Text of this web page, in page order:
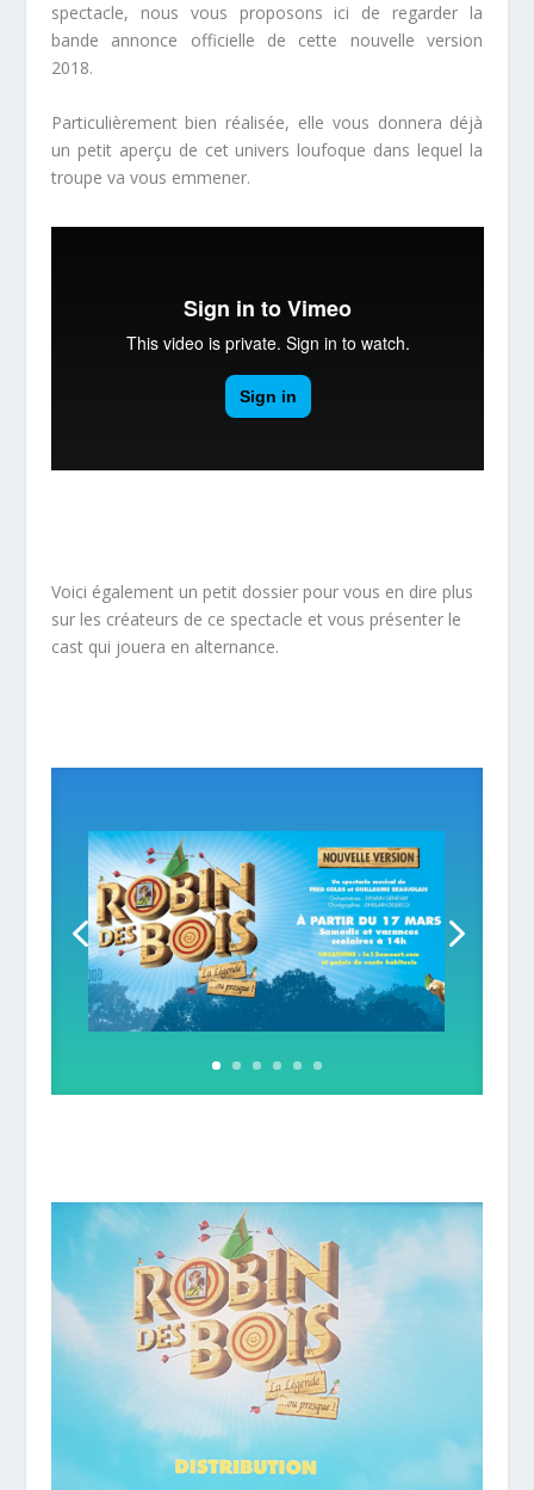
spectacle, nous vous proposons ici de regarder la
bande annonce officielle de cette nouvelle version
2018.
Particulièrement bien réalisée, elle vous donnera déjà
un petit aperçu de cet univers loufoque dans lequel la
troupe va vous emmener.
Voici également un petit dossier pour vous en dire plus
sur les créateurs de ce spectacle et vous présenter le
cast qui jouera en alternance.